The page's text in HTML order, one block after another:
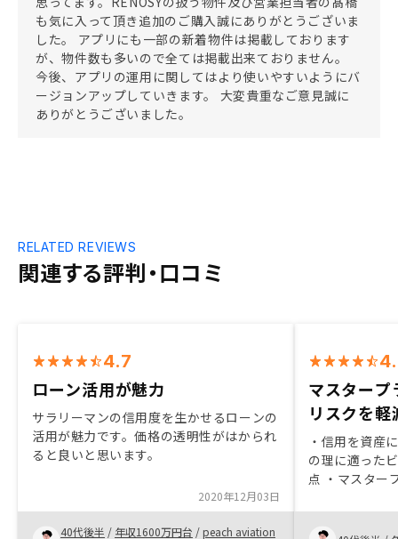
も気に入って頂き追加のご購入誠にありがとうございま
した。 アプリにも一部の新着物件は掲載しております
が、物件数も多いので全ては掲載出来ておりません。
今後、アプリの運用に関してはより使いやすいようにバ
ージョンアップしていきます。 大変貴重なご意見誠に
ありがとうございました。
関連する評判・口コミ
RELATED REVIEWS
4.7
ローン活用が魅力
サラリーマンの信用度を生かせるローンの
活用が魅力です。価格の透明性がはかられ
ると良いと思います。
2020年12月03日
40代後半 / 年収1600万円台 /peach aviation
マスタープ
リスクを
・信用を資産
の理に適った
点 ・マスター
できめ細やか
てみた際のご